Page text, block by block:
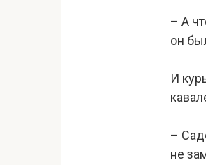
– А
он
И
–
не